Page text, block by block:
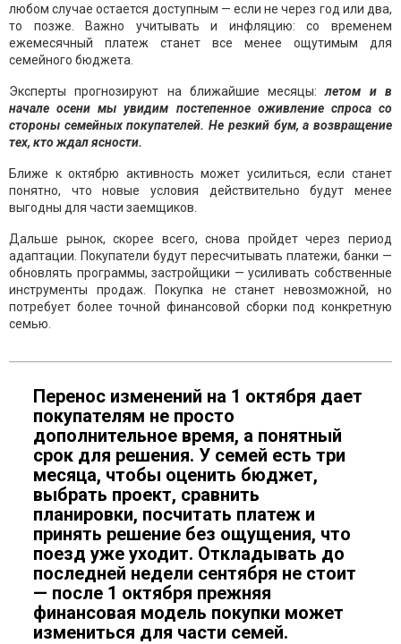
любом случае остается доступным — если не через год или два,
то позже. Важно учитывать и инфляцию: со временем
ежемесячный платеж станет все менее ощутимым для
семейного бюджета.
Эксперты прогнозируют на ближайшие месяцы:летом и в
начале осени мы увидим постепенное оживление спроса со
стороны семейных покупателей. Не резкий бум, а возвращение
тех, кто ждал ясности.
Ближе к октябрю активность может усилиться, если станет
понятно, что новые условия действительно будут менее
выгодны для части заемщиков.
Дальше рынок, скорее всего, снова пройдет через период
адаптации. Покупатели будут пересчитывать платежи, банки —
обновлять программы, застройщики — усиливать собственные
инструменты продаж. Покупка не станет невозможной, но
потребует более точной финансовой сборки под конкретную
семью.
Перенос изменений на 1 октября дает
покупателям не просто
дополнительное время, а понятный
срок для решения. У семей есть три
месяца, чтобы оценить бюджет,
выбрать проект, сравнить
планировки, посчитать платеж и
принять решение без ощущения, что
поезд уже уходит. Откладывать до
последней недели сентября не стоит
— после 1 октября прежняя
финансовая модель покупки может
измениться для части семей.